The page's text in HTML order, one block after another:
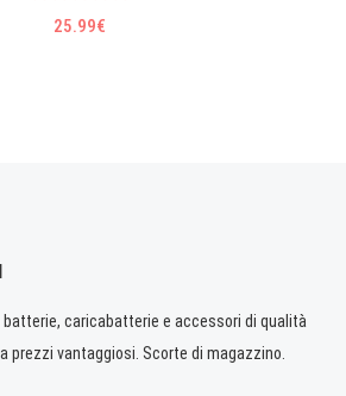
25.99€
caricabatterie e accessori di qualità
prezzi vantaggiosi. Scorte di magazzino.